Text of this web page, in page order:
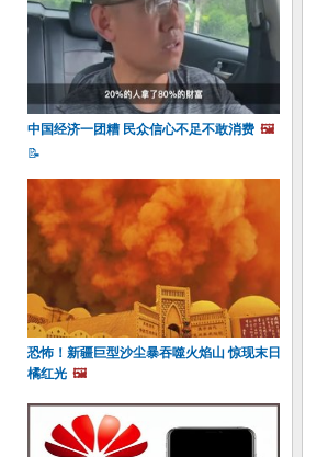
中国经济一团糟 民众信心不足不敢消费 🖼️
📝
恐怖！新疆巨型沙尘暴吞噬火焰山 惊现末日
橘红光 🖼️